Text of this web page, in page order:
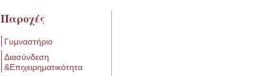
Παροχές
Γυμναστήριο
Διασύνδεση
&Επιχειρηματικότητα